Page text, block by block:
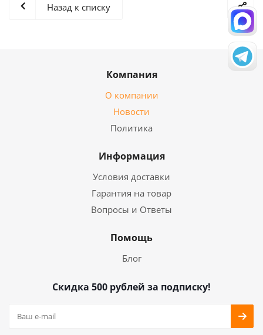
Назад к списку
Компания
О компании
Новости
Политика
Информация
Условия доставки
Гарантия на товар
Вопросы и Ответы
Помощь
Блог
Скидка 500 рублей за подписку!